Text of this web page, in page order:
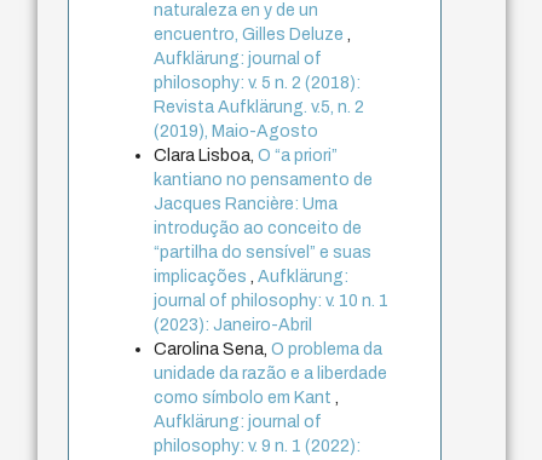
naturaleza en y de un
encuentro, Gilles Deluze,
Aufklärung: journal of
philosophy: v. 5 n. 2 (2018):
Revista Aufklärung. v.5, n. 2
(2019), Maio-Agosto
Clara Lisboa,O “a priori”
kantiano no pensamento de
Jacques Rancière: Uma
introdução ao conceito de
“partilha do sensível” e suas
implicações,Aufklärung:
journal of philosophy: v. 10 n. 1
(2023): Janeiro-Abril
Carolina Sena,O problema da
unidade da razão e a liberdade
como símbolo em Kant,
Aufklärung: journal of
philosophy: v. 9 n. 1 (2022):